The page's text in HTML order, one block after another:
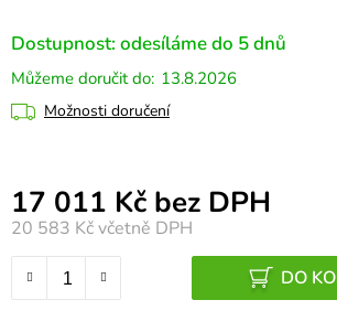
Dostupnost: odesíláme do 5 dnů
13.8.2026
Možnosti doručení
20 583 Kčvčetně DPH
17 011 Kč bez DPH
Měrná cena:
DO